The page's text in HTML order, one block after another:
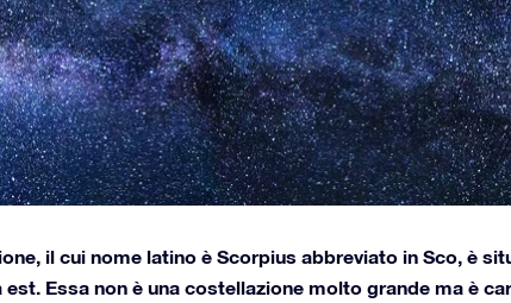
il cui nome latino è Scorpius abbreviato in Sco, è
Essa non è una costellazione molto grande ma è